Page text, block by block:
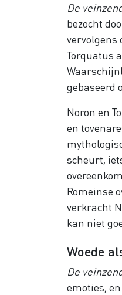
De
bezocht
vervolgens
Torquatus
gebaseerd
Noron en
en
scheurt,
Romeinse
verkracht
kan niet
Woede
De
emoties,